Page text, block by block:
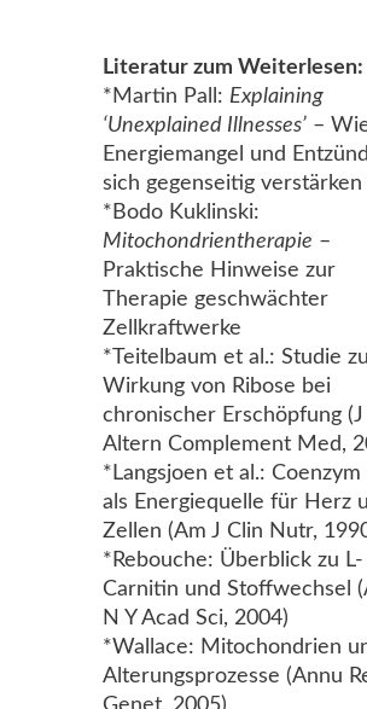
Literatur zum Weiterlesen:
*Martin Pall: Explaining
‘Unexplained Illnesses’ –
Energiemangel und
sich gegenseitig verstärken
*Bodo Kuklinski:
Mitochondrientherapie –
Praktische Hinweise zur
Therapie geschwächter
Zellkraftwerke
*Teitelbaum et al.: Studie
Wirkung von Ribose bei
chronischer Erschöpfung (J
Altern Complement Med,
*Langsjoen et al.: Coenzym
als Energiequelle für Herz
Zellen (Am J Clin Nutr,
*Rebouche: Überblick zu L-
Carnitin und Stoffwechsel
N Y Acad Sci, 2004)
*Wallace: Mitochondrien
Alterungsprozesse (Annu